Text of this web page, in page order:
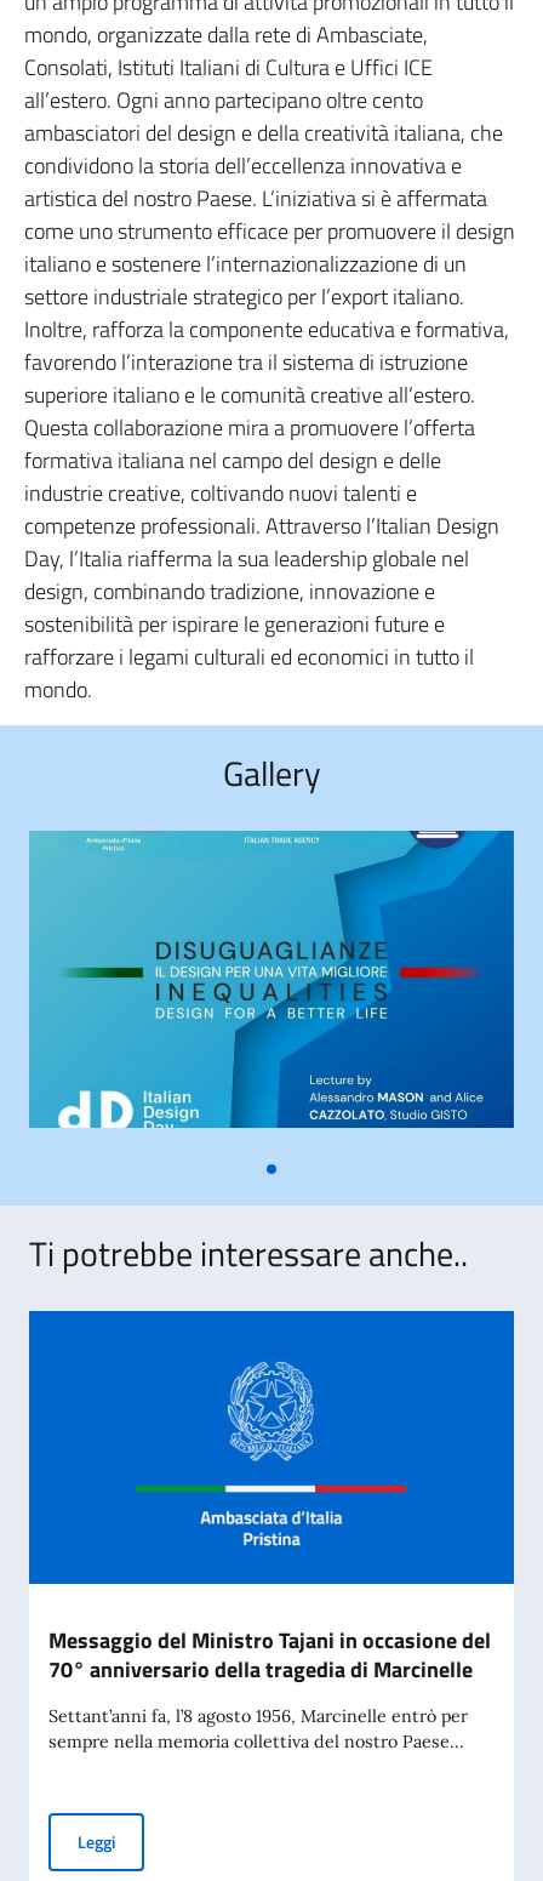
mondo, organizzate dalla rete di Ambasciate,
Consolati, Istituti Italiani di Cultura e Uffici ICE
all’estero. Ogni anno partecipano oltre cento
ambasciatori del design e della creatività italiana, che
condividono la storia dell’eccellenza innovativa e
artistica del nostro Paese. L’iniziativa si è affermata
come uno strumento efficace per promuovere il design
italiano e sostenere l’internazionalizzazione di un
settore industriale strategico per l’export italiano.
Inoltre, rafforza la componente educativa e formativa,
favorendo l’interazione tra il sistema di istruzione
superiore italiano e le comunità creative all’estero.
Questa collaborazione mira a promuovere l’offerta
formativa italiana nel campo del design e delle
industrie creative, coltivando nuovi talenti e
competenze professionali. Attraverso l’Italian Design
Day, l’Italia riafferma la sua leadership globale nel
design, combinando tradizione, innovazione e
sostenibilità per ispirare le generazioni future e
rafforzare i legami culturali ed economici in tutto il
mondo.
Gallery
Ti potrebbe interessare anche..
Messaggio del Ministro Tajani in occasione del
70° anniversario della tragedia di Marcinelle
Settant’anni fa, l’8 agosto 1956, Marcinelle entrò per
sempre nella memoria collettiva del nostro Paese...
LeggiMessaggio del Ministro Tajani in occasione del 70°